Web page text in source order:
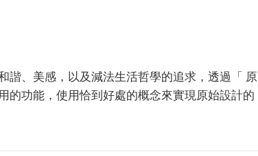
諧、美感，以及減法生活哲學的追求，透過「 原
的功能，使用恰到好處的概念來實現原始設計的